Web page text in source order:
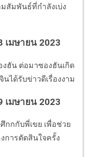
สัมพันธ์ที่กำลังเบ่ง
เมษายน 2023
ฮัน ต่อมาซองฮันเกิด
ได้รับข่าวดีเรื่องงาม
เมษายน 2023
กกกับพี่เขย เพื่อช่วย
การตัดสินใจครั้ง